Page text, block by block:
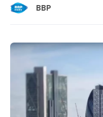
BBP